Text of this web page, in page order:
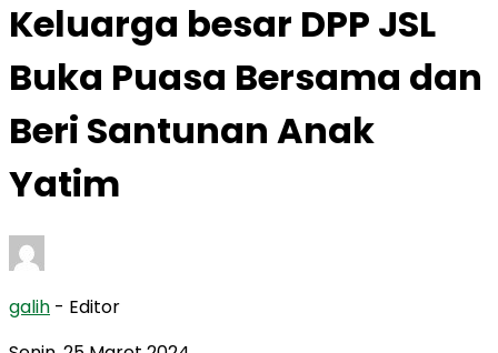
Keluarga besar DPP JSL
Buka Puasa Bersama dan
Beri Santunan Anak
Yatim
galih - Editor